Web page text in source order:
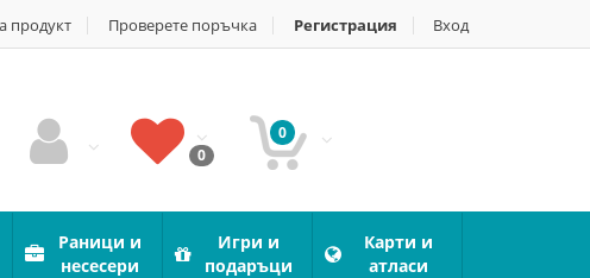
продукт Проверете поръчка Регистрация Вход
0
0
Раници и
несесери
Игри и
подаръци
Карти и
атласи